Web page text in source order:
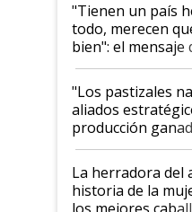
"Tienen un país
todo, merecen
bien": el mensaje
ganadera
oportunidades
para el agro en
foco en la carne
"Los pastizales
aliados
producción
la iniciativa que
establecimientos
La herradora del
historia de la